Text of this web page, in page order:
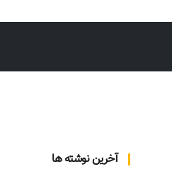
آخرین نوشته ها